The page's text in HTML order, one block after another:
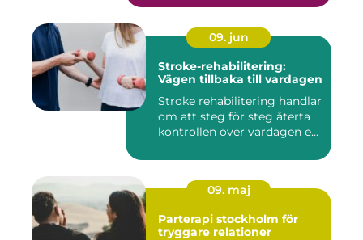
09. jun
Stroke-rehabilitering:
Vägen tillbaka till vardagen
Stroke rehabilitering handlar
om att steg för steg återta
kontrollen över vardagen e...
09. maj
Parterapi stockholm för
tryggare relationer